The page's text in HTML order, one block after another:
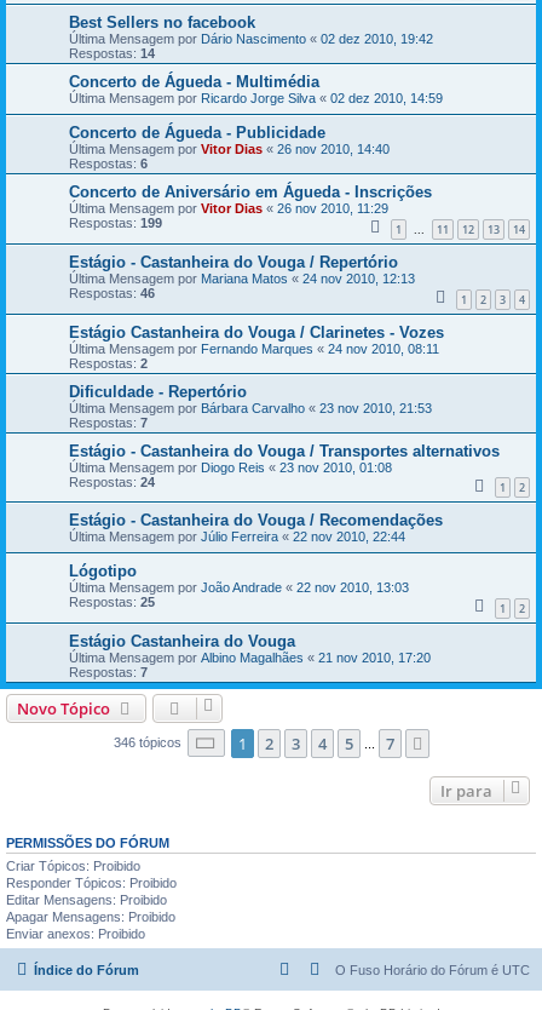
Best Sellers no facebook
Última Mensagem por Dário Nascimento « 02 dez 2010, 19:42
Respostas: 14
Concerto de Águeda - Multimédia
Última Mensagem por Ricardo Jorge Silva « 02 dez 2010, 14:59
Concerto de Águeda - Publicidade
Última Mensagem por Vitor Dias « 26 nov 2010, 14:40
Respostas: 6
Concerto de Aniversário em Águeda - Inscrições
Última Mensagem por Vitor Dias « 26 nov 2010, 11:29
Respostas: 199 1 ... 11 12 13 14
Estágio - Castanheira do Vouga / Repertório
Última Mensagem por Mariana Matos « 24 nov 2010, 12:13
Respostas: 46 1 2 3 4
Estágio Castanheira do Vouga / Clarinetes - Vozes
Última Mensagem por Fernando Marques « 24 nov 2010, 08:11
Respostas: 2
Dificuldade - Repertório
Última Mensagem por Bárbara Carvalho « 23 nov 2010, 21:53
Respostas: 7
Estágio - Castanheira do Vouga / Transportes alternativos
Última Mensagem por Diogo Reis « 23 nov 2010, 01:08
Respostas: 24 1 2
Estágio - Castanheira do Vouga / Recomendações
Última Mensagem por Júlio Ferreira « 22 nov 2010, 22:44
Lógotipo
Última Mensagem por João Andrade « 22 nov 2010, 13:03
Respostas: 25 1 2
Estágio Castanheira do Vouga
Última Mensagem por Albino Magalhães « 21 nov 2010, 17:20
Respostas: 7
Novo Tópico
346 tópicos Página de
1 2 3 4 5 7
Ir para
PERMISSÕES DO FÓRUM
Criar Tópicos: Proibido
Responder Tópicos: Proibido
Editar Mensagens: Proibido
Apagar Mensagens: Proibido
Enviar anexos: Proibido
Índice do Fórum O Fuso Horário do Fórum é UTC